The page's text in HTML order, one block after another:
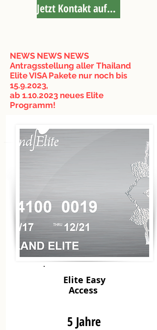
Jetzt Kontakt aufnehmen »
NEWS NEWS NEWS
Antragsstellung aller Thailand
Elite VISA Pakete nur noch bis
15.9.2023,
ab 1.10.2023 neues Elite
Programm!
Elite Easy
Access
5 Jahre